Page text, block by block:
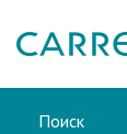
Поиск